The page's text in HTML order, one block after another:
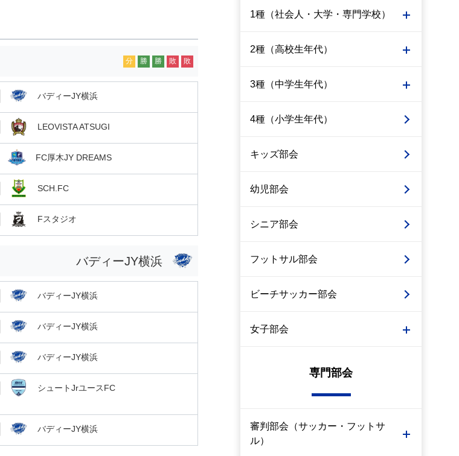
分 勝 勝 敗 敗
バディーJY横浜
LEOVISTA ATSUGI
FC厚木JY DREAMS
SCH.FC
Fスタジオ
バディーJY横浜
バディーJY横浜
バディーJY横浜
バディーJY横浜
シュートJrユースFC
バディーJY横浜
1種（社会人・大学・専門学校）
2種（高校生年代）
3種（中学生年代）
4種（小学生年代）
キッズ部会
幼児部会
シニア部会
フットサル部会
ビーチサッカー部会
女子部会
専門部会
審判部会（サッカー・フットサ
ル）